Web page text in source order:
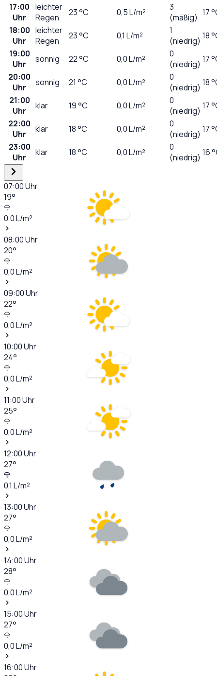
17:00
Uhr
leichter
Regen
23°C 0,5L/m²
3
(mäßig) 17
18:00
Uhr
leichter
Regen
23°C 0,1 L/m²
1
(niedrig) 18
19:00
Uhr
sonnig 22°C 0,0L/m²
0
(niedrig) 17
20:00
Uhr
sonnig 21 °C 0,0L/m²
0
(niedrig) 18
21:00
Uhr
klar 19°C 0,0L/m²
0
(niedrig) 17
22:00
Uhr
klar 18°C 0,0L/m²
0
(niedrig) 17
23:00
Uhr
klar 18°C 0,0L/m²
0
(niedrig) 16
07:00Uhr
19°
0,0L/m²
08:00Uhr
20°
0,0L/m²
09:00Uhr
22°
0,0L/m²
10:00Uhr
24°
0,0L/m²
11:00Uhr
25°
0,0L/m²
12:00Uhr
27°
0,1 L/m²
13:00Uhr
27°
0,0L/m²
14:00Uhr
28°
0,0L/m²
15:00Uhr
27°
0,0L/m²
16:00Uhr